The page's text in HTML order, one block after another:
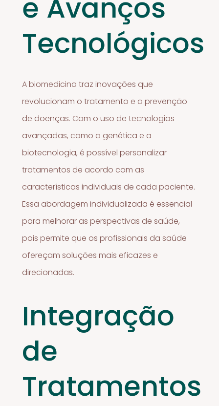
e Avanços
Tecnológicos
A biomedicina traz inovações que
revolucionam o tratamento e a prevenção
de doenças. Com o uso de tecnologias
avançadas, como a genética e a
biotecnologia, é possível personalizar
tratamentos de acordo com as
características individuais de cada paciente.
Essa abordagem individualizada é essencial
para melhorar as perspectivas de saúde,
pois permite que os profissionais da saúde
ofereçam soluções mais eficazes e
direcionadas.
Integração
de
Tratamentos